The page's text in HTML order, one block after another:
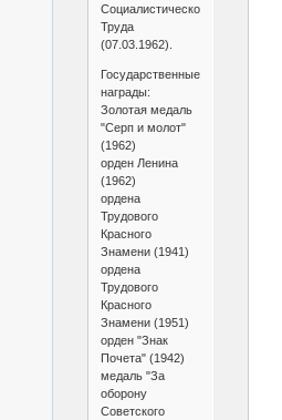
Социалистического
Труда
(07.03.1962).
Государственные
награды:
Золотая медаль
"Серп и молот"
(1962)
орден Ленина
(1962)
ордена
Трудового
Красного
Знамени (1941)
ордена
Трудового
Красного
Знамени (1951)
орден "Знак
Почета" (1942)
медаль "За
оборону
Советского